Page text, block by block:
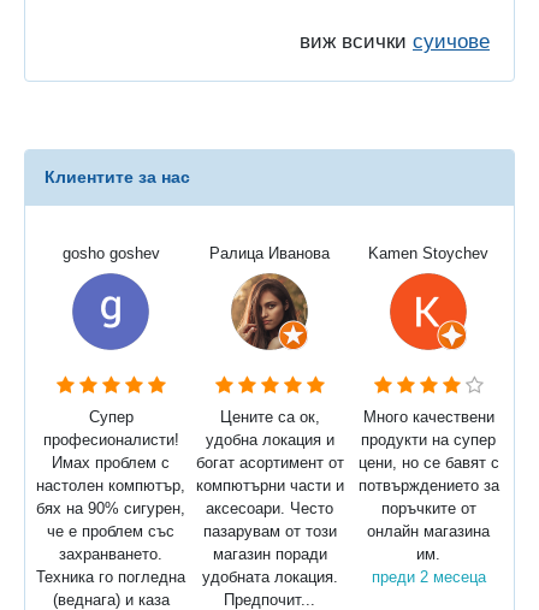
виж всички суичове
Клиентите за нас
gosho goshev
Супер
професионалисти!
Имах проблем с
настолен компютър,
бях на 90% сигурен,
че е проблем със
захранването.
Техника го погледна
(веднага) и каза
Ралица Иванова
Цените са ок,
удобна локация и
богат асортимент от
компютърни части и
аксесоари. Често
пазарувам от този
магазин поради
удобната локация.
Предпочит...
Kamen Stoychev
Много качествени
продукти на супер
цени, но се бавят с
потвърждението за
поръчките от
онлайн магазина
им.
преди 2 месеца